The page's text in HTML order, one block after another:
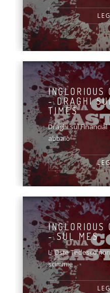
INGLORIOUS
- DRAGHI
TIMES
Draghi sul
abbaiò
INGLORIOUS
- SUL MES
L' Oste Tedesco
scimmie